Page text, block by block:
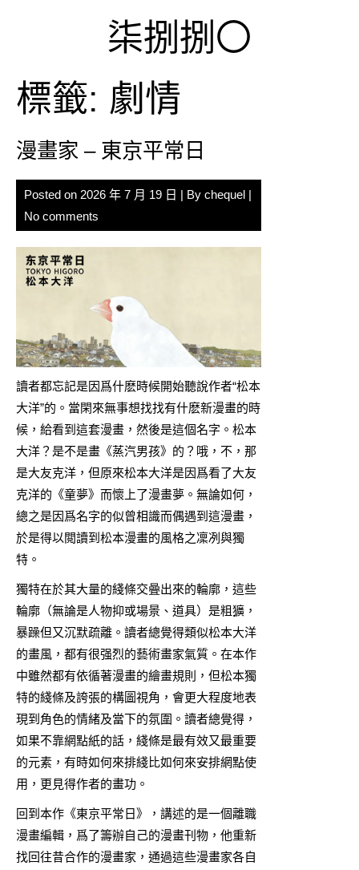
柒捌捌〇
標籤: 劇情
漫畫家 – 東京平常日
Posted on 2026 年 7 月 19 日 | By chequel |
No comments
讀者都忘記是因爲什麽時候開始聽說作者“松本
大洋”的。當閑來無事想找找有什麽新漫畫的時
候，給看到這套漫畫，然後是這個名字。松本
大洋？是不是畫《蒸汽男孩》的？哦，不，那
是大友克洋，但原來松本大洋是因爲看了大友
克洋的《童夢》而懷上了漫畫夢。無論如何，
總之是因爲名字的似曾相識而偶遇到這漫畫，
於是得以閲讀到松本漫畫的風格之凜冽與獨
特。
獨特在於其大量的綫條交曡出來的輪廓，這些
輪廓（無論是人物抑或場景、道具）是粗獷，
暴躁但又沉默疏離。讀者總覺得類似松本大洋
的畫風，都有很强烈的藝術畫家氣質。在本作
中雖然都有依循著漫畫的繪畫規則，但松本獨
特的綫條及誇張的構圖視角，會更大程度地表
現到角色的情緒及當下的氛圍。讀者總覺得，
如果不靠網點紙的話，綫條是最有效又最重要
的元素，有時如何來排綫比如何來安排網點使
用，更見得作者的畫功。
回到本作《東京平常日》，講述的是一個離職
漫畫編輯，爲了籌辦自己的漫畫刊物，他重新
找回往昔合作的漫畫家，通過這些漫畫家各自